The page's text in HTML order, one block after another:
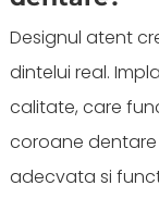
Designul atent
dintelui real.
calitate, care
coroane
adecvata si